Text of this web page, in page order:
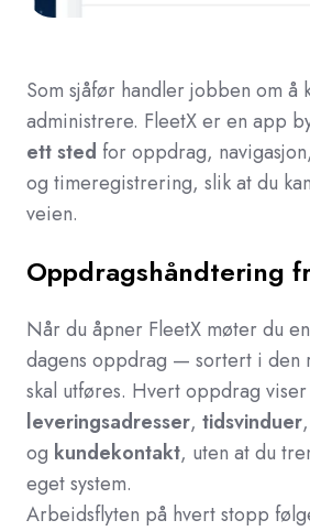
Som sjåfør handler jobben om
administrere. FleetX er en app
ett sted for oppdrag,
og timeregistrering, slik at du
veien.
Oppdragshåndtering
Når du åpner FleetX møter du
dagens oppdrag — sortert i den
skal utføres. Hvert oppdrag viser
leveringsadresser, tidsvinduer,
og kundekontakt, uten at du
eget system.
Arbeidsflyten på hvert stopp